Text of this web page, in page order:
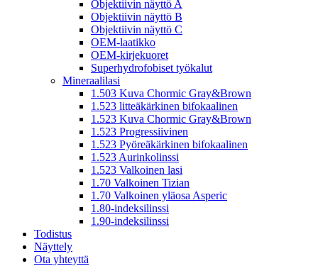
Objektiivin näyttö A
Objektiivin näyttö B
Objektiivin näyttö C
OEM-laatikko
OEM-kirjekuoret
Superhydrofobiset työkalut
Mineraalilasi
1.503 Kuva Chormic Gray&Brown
1.523 litteäkärkinen bifokaalinen
1.523 Kuva Chormic Gray&Brown
1.523 Progressiivinen
1.523 Pyöreäkärkinen bifokaalinen
1.523 Aurinkolinssi
1.523 Valkoinen lasi
1.70 Valkoinen Tizian
1.70 Valkoinen yläosa Asperic
1.80-indeksilinssi
1.90-indeksilinssi
Todistus
Näyttely
Ota yhteyttä